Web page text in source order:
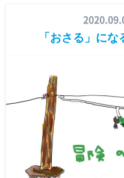
「おさる」に